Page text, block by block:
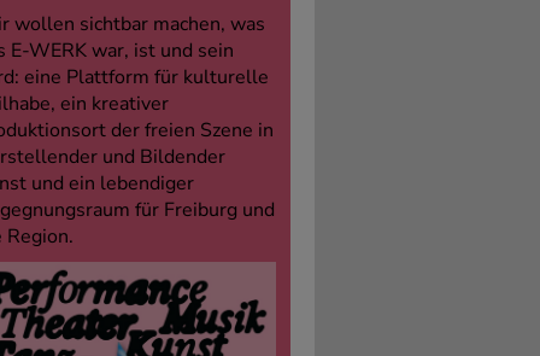
wollen sichtbar machen, was
E-WERK war, ist und sein
eine Plattform für kulturelle
ein kreativer
der freien Szene in
und Bildender
und ein lebendiger
für Freiburg und
Region.